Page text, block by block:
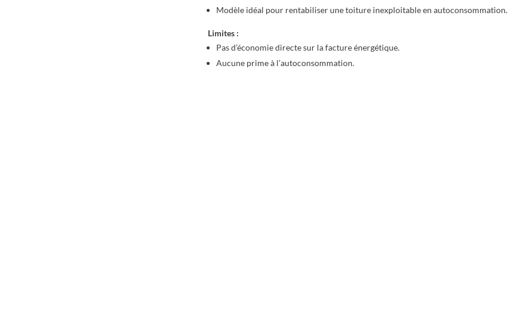
Modèle idéal pour rentabiliser une toiture inexploitable en autoconsommation.
Limites :
Pas d’économie directe sur la facture énergétique.
Aucune prime à l’autoconsommation.